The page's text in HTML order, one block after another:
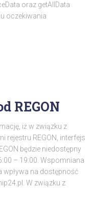
oraz getAllData
oczekiwania
REGON
iż w związku z
rejestru REGON, interfejs
będzie niedostępny
– 19:00. Wspomniana
wpływa na dostępność
W związku z